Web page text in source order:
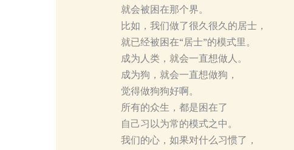
就会被困在那个界。
比如，我们做了很久很久的居士，
就已经被困在“居士”的模式里。
成为人类，就会一直想做人。
成为狗，就会一直想做狗，
觉得做狗狗好啊。
所有的众生，都是困在了
自己习以为常的模式之中。
我们的心，如果对什么习惯了，